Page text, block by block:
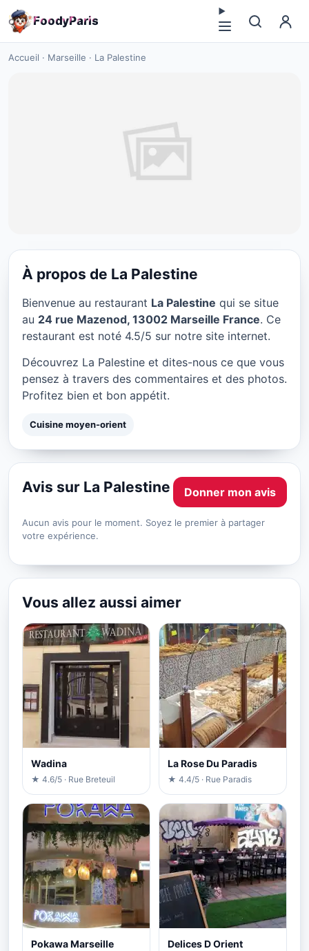
FoodyParis
Accueil · Marseille · La Palestine
La Palestine à Marseille
★ 4.5/5
À propos de La Palestine
Bienvenue au restaurant La Palestine qui se situe
au 24 rue Mazenod, 13002 Marseille France. Ce
restaurant est noté 4.5/5 sur notre site internet.
Découvrez La Palestine et dites-nous ce que vous
pensez à travers des commentaires et des photos.
Profitez bien et bon appétit.
Cuisine moyen-orient
Avis sur La Palestine Donner mon avis
Aucun avis pour le moment. Soyez le premier à partager
votre expérience.
Vous allez aussi aimer
Wadina
★ 4.6/5 · Rue Breteuil
La Rose Du Paradis
★ 4.4/5 · Rue Paradis
Pokawa Marseille
Delices D Orient